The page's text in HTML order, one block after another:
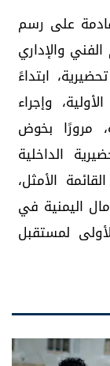
على رسم
والإداري
ابتداءً
وإجراء
مرورًا بخوض
الداخلية
الأمثل،
اليمنية في
لمستقبل